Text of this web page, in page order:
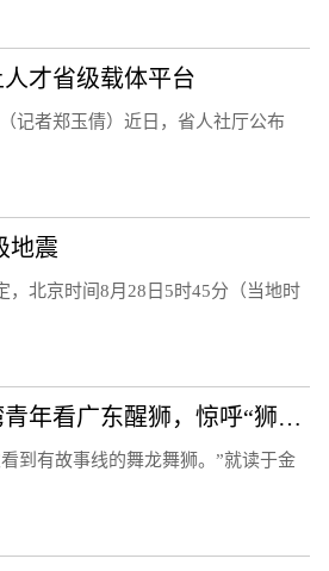
才省级载体平台
记者郑玉倩）近日，省人社厅公布
地震
，北京时间8月28日5时45分（当地时
台青在湾区｜台湾青年看广东醒狮，惊呼“狮子会喝醉！”
到有故事线的舞龙舞狮。”就读于金